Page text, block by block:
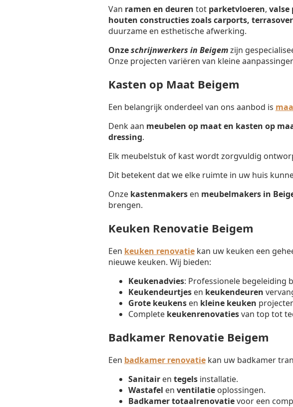
Van ramen en deuren tot parketvloeren, valse
houten constructies zoals carports,
duurzame en esthetische afwerking.
Onzeschrijnwerkers in Beigemzijn
Onze projecten variëren van kleine
Kasten op Maat Beigem
Een belangrijk onderdeel van ons aanbod is
Denk aan meubelen op maat en kasten op
dressing.
Elk meubelstuk of kast wordt zorgvuldig
Dit betekent dat we elke ruimte in uw huis
Onze kastenmakersen meubelmakers in
brengen.
Keuken Renovatie Beigem
Een keuken renovatiekan uw keuken een
nieuwe keuken. Wij bieden:
Keukenadvies: Professionele begeleiding
Keukendeurtjesen keukendeuren
Grote keukensen kleine keuken
Complete keukenrenovatiesvan top tot
Badkamer Renovatie Beigem
Een badkamer renovatiekan uw badkamer
Sanitairen tegelsinstallatie.
Wastafel en ventilatieoplossingen.
Badkamer totaalrenovatievoor een